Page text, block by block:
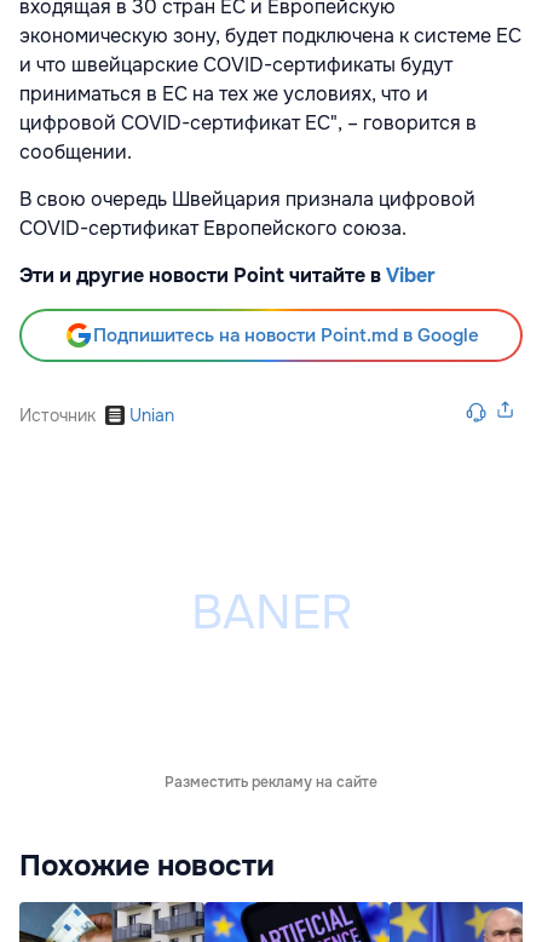
входящая в 30 стран ЕС и Европейскую
экономическую зону, будет подключена к системе ЕС
и что швейцарские COVID-сертификаты будут
приниматься в ЕС на тех же условиях, что и
цифровой COVID-сертификат ЕС", – говорится в
сообщении.
В свою очередь Швейцария признала цифровой
COVID-сертификат Европейского союза.
Эти и другие новости Point читайте вViber
Подпишитесь на новости Point.md в Google
Источник Unian
Разместить рекламу на сайте
Похожие новости